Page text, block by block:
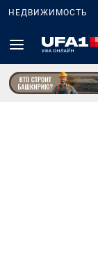
НЕДВИЖИМОСТЬ